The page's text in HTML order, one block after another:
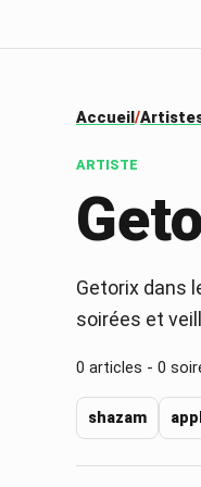
Accueil
ARTISTE
Getorix dans
soirées et
0 articles - 0
shazam